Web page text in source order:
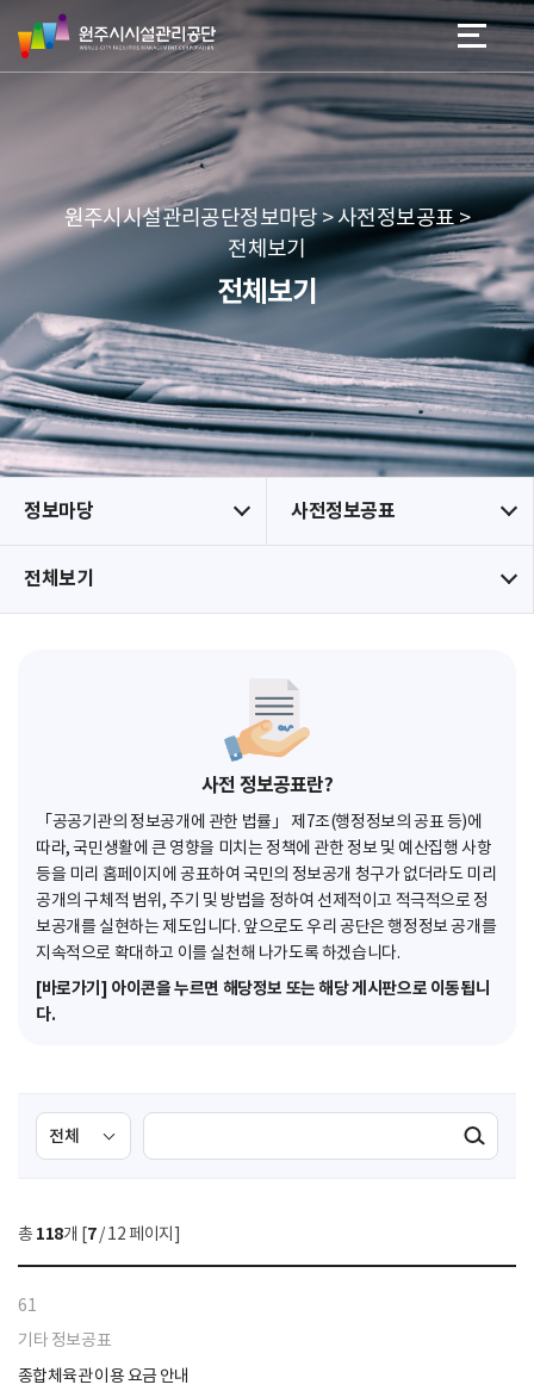
네
본문 바로가기
메뉴 바로가기
원
주
시
리
공
단
원주시시설관리공단정보마당 > 사전정보공표 >
전체보기
전체보기
정보마당 사전정보공표
전체보기
사전 정보공표란?
「공공기관의 정보공개에 관한 법률」 제7조(행정정보의 공표 등)에
따라, 국민생활에 큰 영향을 미치는 정책에 관한 정보 및 예산집행 사항
등을 미리 홈페이지에 공표하여 국민의 정보공개 청구가 없더라도 미리
공개의 구체적 범위, 주기 및 방법을 정하여 선제적이고 적극적으로 정
보공개를 실현하는 제도입니다. 앞으로도 우리 공단은 행정정보 공개를
지속적으로 확대하고 이를 실천해 나가도록 하겠습니다.
[바로가기] 아이콘을 누르면 해당정보 또는 해당 게시판으로 이동됩니
다.
검
색
선
택
색
검색실행
총 118개 [7/ 12 페이지]
61
기타 정보공표
종합체육관 이용 요금 안내